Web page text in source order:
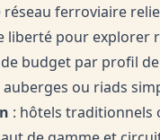
réseau ferroviaire
liberté pour explorer
budget par profil
auberges ou riads
: hôtels traditionnels